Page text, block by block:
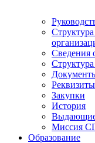
Сведения
Реквизиты
Закупки
История
Миссия
Образование